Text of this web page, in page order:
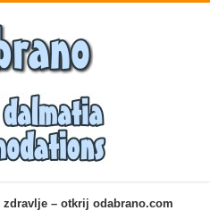
– otkrij odabrano.com